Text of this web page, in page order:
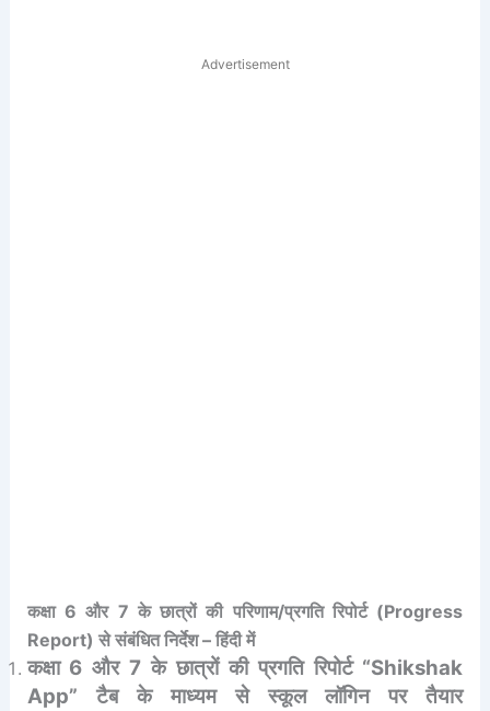
Advertisement
कक्षा 6 और 7 के छात्रों की परिणाम/प्रगति रिपोर्ट (Progress
Report) से संबंधित निर्देश – हिंदी में
कक्षा 6 और 7 के छात्रों की प्रगति रिपोर्ट “Shikshak
App” टैब के माध्यम से स्कूल लॉगिन पर तैयार